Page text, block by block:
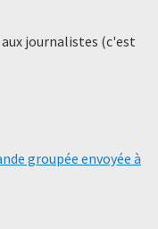
journalistes (c'est
groupée envoyée à